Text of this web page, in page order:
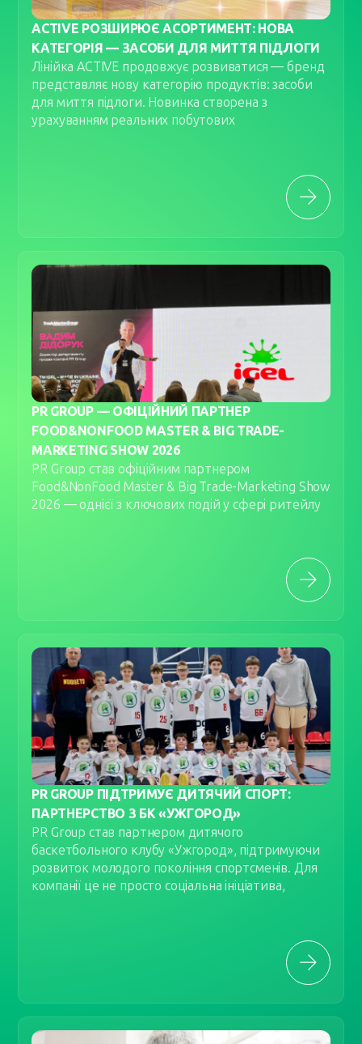
ACTIVE РОЗШИРЮЄ АСОРТИМЕНТ: НОВА
КАТЕГОРІЯ — ЗАСОБИ ДЛЯ МИТТЯ ПІДЛОГИ
Лінійка ACTIVE продовжує розвиватися — бренд
представляє нову категорію продуктів: засоби
для миття підлоги. Новинка створена з
урахуванням реальних побутових
PR GROUP — ОФІЦІЙНИЙ ПАРТНЕР
FOOD&NONFOOD MASTER & BIG TRADE-
MARKETING SHOW 2026
PR Group став офіційним партнером
Food&NonFood Master & Big Trade-Marketing Show
2026 — однієї з ключових подій у сфері ритейлу
PR GROUP ПІДТРИМУЄ ДИТЯЧИЙ СПОРТ:
ПАРТНЕРСТВО З БК «УЖГОРОД»
PR Group став партнером дитячого
баскетбольного клубу «Ужгород», підтримуючи
розвиток молодого покоління спортсменів. Для
компанії це не просто соціальна ініціатива,